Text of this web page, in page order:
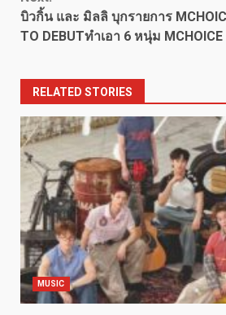
บิวกิ้น และ มิลลิ บุกรายการ
TO DEBUTทำเอา 6 หนุ่ม MCHOICE
RELATED STORIES
MUSIC